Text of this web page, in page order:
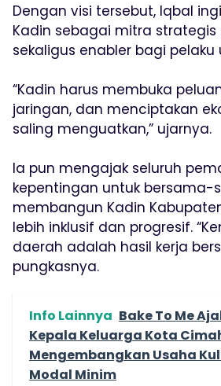
Dengan visi tersebut, Iqbal
Kadin sebagai mitra
sekaligus enabler bagi pelaku
“Kadin harus membuka
jaringan, dan menciptakan
saling menguatkan,” ujarnya.
Ia pun mengajak seluruh
kepentingan untuk bersama-
membangun Kadin
lebih inklusif dan progresif.
daerah adalah hasil kerja
pungkasnya.
Info Lainnya Bake To Me
Kepala Keluarga Kota
Mengembangkan Usaha
Modal Minim